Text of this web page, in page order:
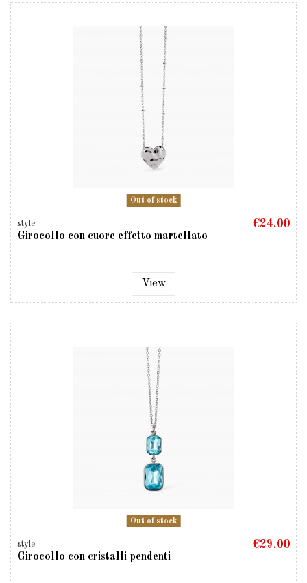
Out of stock
style
Girocollo con cuore effetto martellato
€24.00
View
Out of stock
style
Girocollo con cristalli pendenti
€29.00